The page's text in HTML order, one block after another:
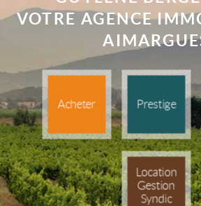
VOTRE AGENCE
Acheter Prestige
Location
Gestion
Syndic